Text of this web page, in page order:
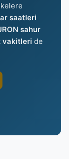
saatleri
sahur
vakitleri de